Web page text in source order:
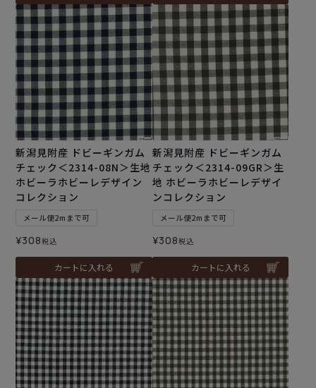
新潟見附産 ドビーギンガム
チェック＜2314-08N＞生地
ホビーラホビーレデザイン
コレクション
メール便2mまで可
¥308税込
カートに入れる
新潟見附産 ドビーギンガム
チェック＜2314-09GR＞生
地 ホビーラホビーレデザイ
ンコレクション
メール便2mまで可
¥308税込
カートに入れる